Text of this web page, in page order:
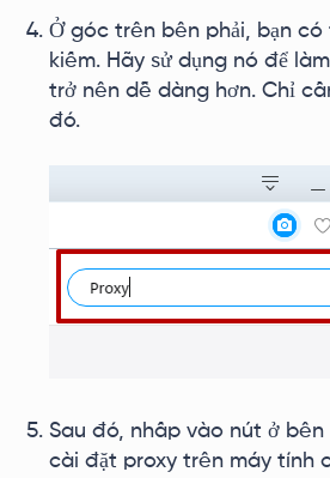
Ở góc trên bên phải, bạn
kiếm. Hãy sử dụng nó để
trở nên dễ dàng hơn. Chỉ
đó.
Sau đó, nhấp vào nút ở bên
cài đặt proxy trên máy tính